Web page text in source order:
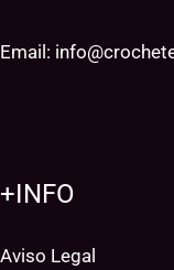
Email:
+INFO
Aviso Legal